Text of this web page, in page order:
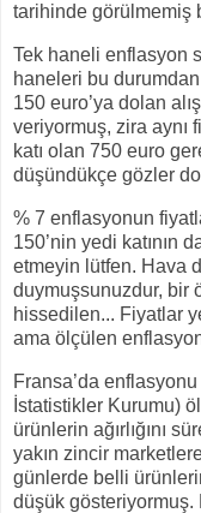
tarihinde görülmemiş
Tek haneli enflasyon
haneleri bu
150 euro’ya dolan
veriyormuş, zira aynı
katı olan 750 euro
düşündükçe gözler
% 7 enflasyonun
150’nin yedi katının
etmeyin lütfen. Hava
duymuşsunuzdur, bir
hissedilen... Fiyatlar
ama ölçülen
Fransa’da
İstatistikler Kurumu)
ürünlerin ağırlığını
yakın zincir
günlerde belli
düşük gösteriyormuş.